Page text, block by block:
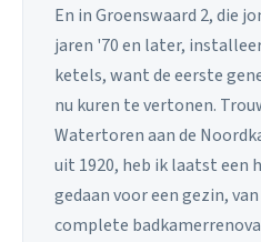
En in Groenswaard 2, die
jaren '70 en later,
ketels, want de eerste
nu kuren te vertonen.
Watertoren aan de
uit 1920, heb ik laatst een
gedaan voor een gezin,
complete